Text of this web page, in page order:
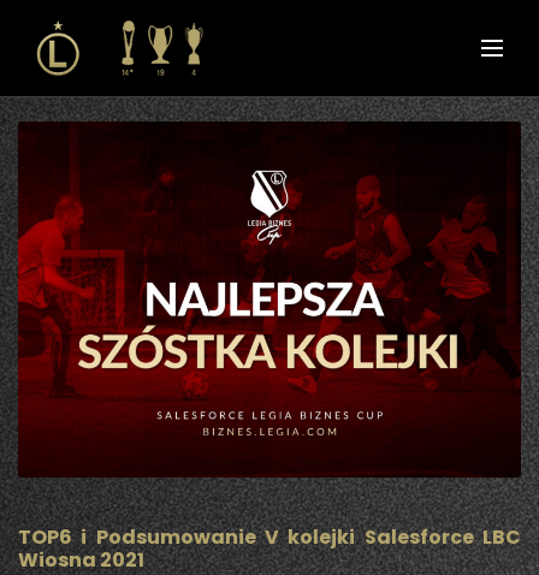
TOP6 i Podsumowanie V kolejki Salesforce LBC
Wiosna 2021